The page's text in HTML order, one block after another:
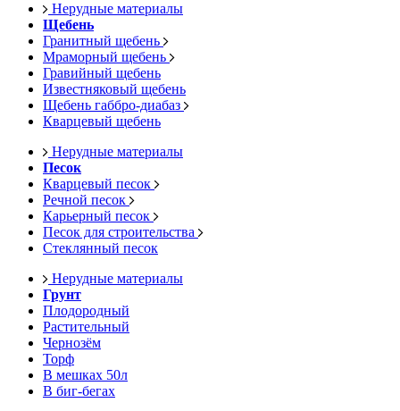
Нерудные материалы
Щебень
Гранитный щебень
Мраморный щебень
Гравийный щебень
Известняковый щебень
Щебень габбро-диабаз
Кварцевый щебень
Нерудные материалы
Песок
Кварцевый песок
Речной песок
Карьерный песок
Песок для строительства
Стеклянный песок
Нерудные материалы
Грунт
Плодородный
Растительный
Чернозём
Торф
В мешках 50л
В биг-бегах